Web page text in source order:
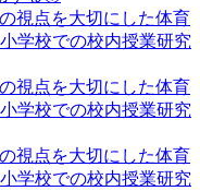
視点を大切にした体育
学校での校内授業研究
視点を大切にした体育
学校での校内授業研究
視点を大切にした体育
学校での校内授業研究